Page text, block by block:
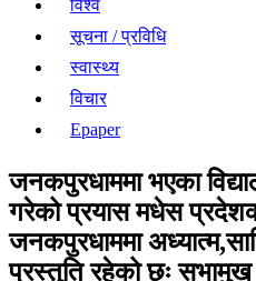
विश्व
सूचना / प्रविधि
स्वास्थ्य
विचार
Epaper
जनकपुरधाममा भएका
गरेको प्रयास मधेस
जनकपुरधाममा
प्रस्तुति रहेको छः सभामुख